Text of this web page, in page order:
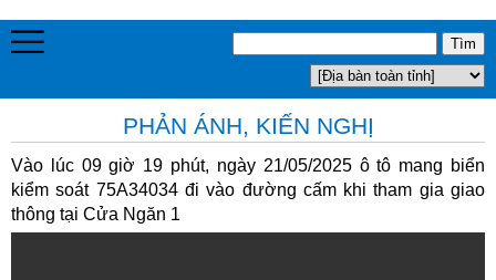
PHẢN ÁNH, KIẾN NGHỊ
Vào lúc 09 giờ 19 phút, ngày 21/05/2025 ô tô mang biển
kiểm soát 75A34034 đi vào đường cấm khi tham gia giao
thông tại Cửa Ngăn 1